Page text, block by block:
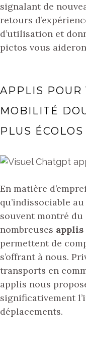
signalant de
retours
d’utilisation et
pictos vous
APPLIS POUR
MOBILITÉ
PLUS ÉCOLOS
En matière
qu’indissociable
souvent montré du
nombreuses applis
permettent de
s’offrant à nous.
transports en
applis nous
significativement
déplacements.